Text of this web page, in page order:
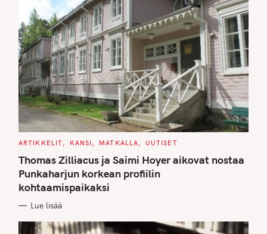
C
T
E
G
O
R
I
S
ARTIKKELIT KANSI MATKALLA UUTISET
Thomas Zilliacus ja Saimi Hoyer aikovat nostaa
Punkaharjun korkean profiilin
kohtaamispaikaksi
Lue lisää